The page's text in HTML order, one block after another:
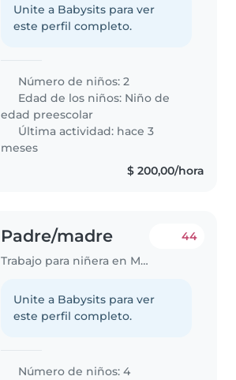
Unite a Babysits para ver
este perfil completo.
Número de niños: 2
Edad de los niños: Niño de
edad preescolar
Última actividad: hace 3
meses
$ 200,00/hora
Padre/madre
Trabajo para niñera en Montevideo
44
Unite a Babysits para ver
este perfil completo.
Número de niños: 4